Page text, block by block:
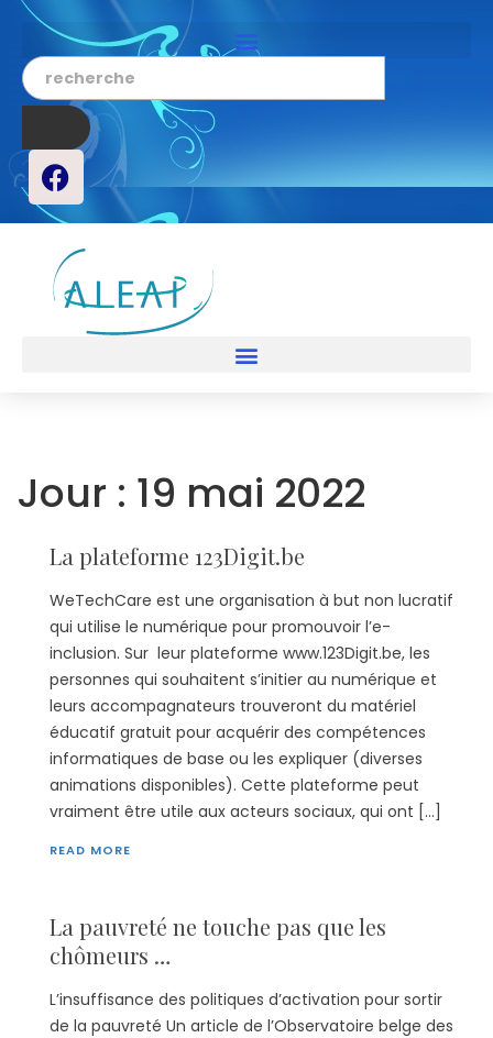
Jour : 19 mai 2022
La plateforme 123Digit.be
WeTechCare est une organisation à but non lucratif
qui utilise le numérique pour promouvoir l’e-
inclusion. Sur leur plateforme www.123Digit.be, les
personnes qui souhaitent s’initier au numérique et
leurs accompagnateurs trouveront du matériel
éducatif gratuit pour acquérir des compétences
informatiques de base ou les expliquer (diverses
animations disponibles). Cette plateforme peut
vraiment être utile aux acteurs sociaux, qui ont […]
READ MORE
La pauvreté ne touche pas que les
chômeurs …
L’insuffisance des politiques d’activation pour sortir
de la pauvreté Un article de l’Observatoire belge des